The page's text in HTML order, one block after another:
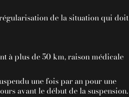
régularisation de la situation qui doit
à plus de 50 km, raison médicale
une fois par an pour une
avant le début de la suspension.